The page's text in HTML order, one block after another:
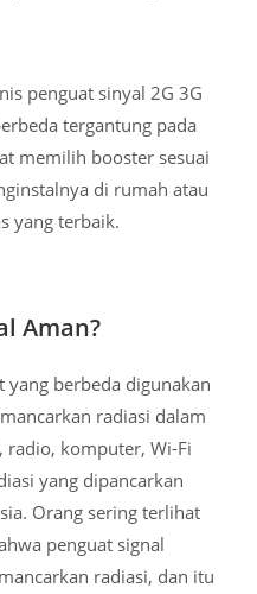
penguat sinyal 2G 3G
tergantung pada
memilih booster sesuai
di rumah atau
yang terbaik.
Aman?
yang berbeda digunakan
radiasi dalam
radio, komputer, Wi-Fi
yang dipancarkan
Orang sering terlihat
penguat signal
radiasi, dan itu